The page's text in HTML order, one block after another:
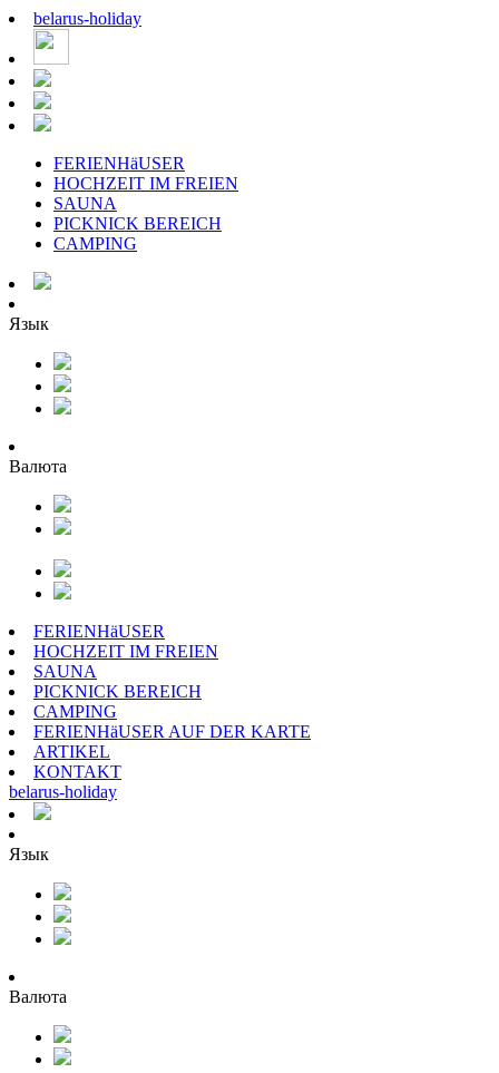
belarus-holiday
FERIENHäUSER
HOCHZEIT IM FREIEN
SAUNA
PICKNICK BEREICH
CAMPING
Язык
Валюта
FERIENHäUSER
HOCHZEIT IM FREIEN
SAUNA
PICKNICK BEREICH
CAMPING
FERIENHäUSER AUF DER KARTE
ARTIKEL
KONTAKT
belarus-holiday
Язык
Валюта